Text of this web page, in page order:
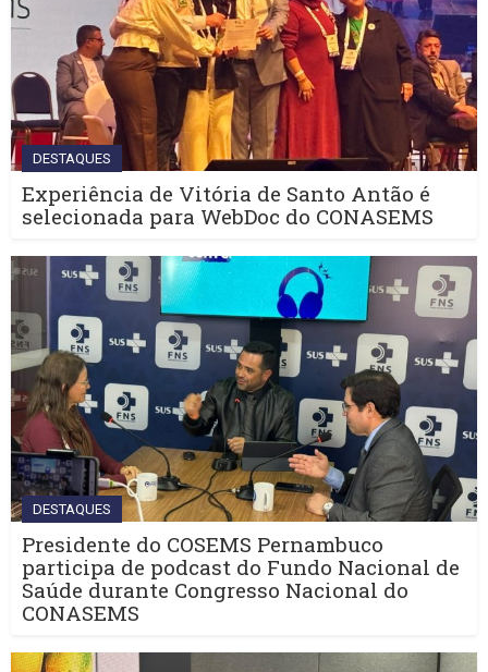
DESTAQUES
Experiência de Vitória de Santo Antão é
selecionada para WebDoc do CONASEMS
DESTAQUES
Presidente do COSEMS Pernambuco
participa de podcast do Fundo Nacional de
Saúde durante Congresso Nacional do
CONASEMS